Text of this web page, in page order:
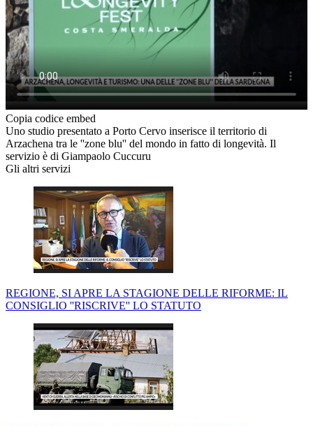
Copia codice embed
Uno studio presentato a Porto Cervo inserisce il territorio di
Arzachena tra le ''zone blu'' del mondo in fatto di longevità. Il
servizio è di Giampaolo Cuccuru
Gli altri servizi
REGIONE, SI APRE LA STAGIONE DELLE RIFORME: IL
CONSIGLIO ''RISCRIVE'' LO STATUTO